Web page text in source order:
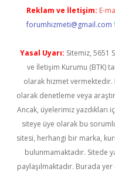
Reklam ve İletişim: E-
forumhizmeti@gmail.com
Yasal Uyarı: Sitemiz, 5651
ve İletişim Kurumu (BTK)
olarak hizmet
olarak denetleme veya
Ancak, üyelerimiz yazdıkları
siteye üye olarak bu
sitesi, herhangi bir marka,
bulunmamaktadır. Sitede
paylaşılmaktadır. Burada